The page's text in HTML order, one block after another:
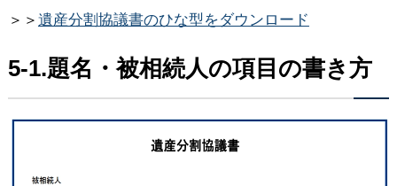
＞＞ 遺産分割協議書のひな型をダウンロード
5-1.題名・被相続人の項目の書き方